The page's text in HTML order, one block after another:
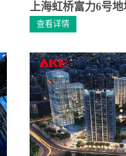
上海虹桥富力6号地
查看详情